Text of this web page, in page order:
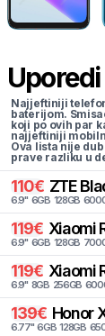
Najjeftiniji
baterijom.
koji po ovih par
najjeftiniji
Ova lista nije
prave razliku u
110€ ZTE
6.9" 6GB 128GB
119€ Xiaomi
6.9" 6GB 128GB
119€ Xiaomi
6.9" 8GB 256GB
139€ Honor
6.77" 6GB 128GB